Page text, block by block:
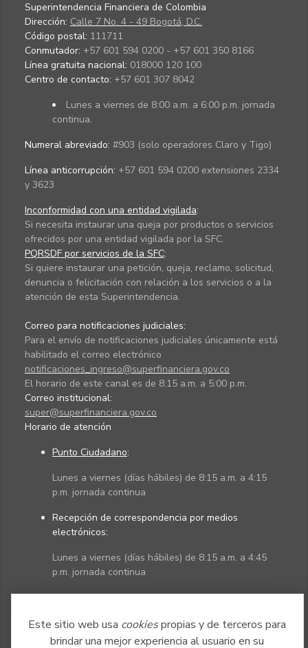
Este sitio web usa cookiespropias y de terceros para
brindar una mejor experiencia al usuario en su
Superintendencia Financiera de Colombia
Dirección: Calle 7 No. 4 - 49 Bogotá, D.C.
Código postal: 111711
Conmutador: +57 601 594 0200 - +57 601 350 8166
Línea gratuita nacional: 018000 120 100
Centro de contacto: +57 601 307 8042
Lunes a viernes de 8:00 a.m. a 6:00 p.m. jornada
continua.
Numeral abreviado: #903 (solo operadores Claro y Tigo)
Línea anticorrupción: +57 601 594 0200 extensiones 2334
y 3623
Inconformidad con una entidad vigilada:
Si necesita instaurar una queja por productos o servicios
ofrecidos por una entidad vigilada por la SFC.
PQRSDF por servicios de la SFC:
Si quiere instaurar una petición, queja, reclamo, solicitud,
denuncia o felicitación con relación a los servicios o a la
atención de esta Superintendencia.
Correo para notificaciones judiciales:
Para el envío de notificaciones judiciales únicamente está
habilitado el correo electrónico
notificaciones_ingreso@superfinanciera.gov.co
El horario de este canal es de 8:15 a.m. a 5:00 p.m.
Correo institucional:
super@superfinanciera.gov.co
Horario de atención
Punto Ciudadano:
Lunes a viernes (días hábiles) de 8:15 a.m. a 4:15
p.m. jornada continua
Recepción de correspondencia por medios
electrónicos:
Lunes a viernes (días hábiles) de 8:15 a.m. a 4:45
p.m. jornada continua